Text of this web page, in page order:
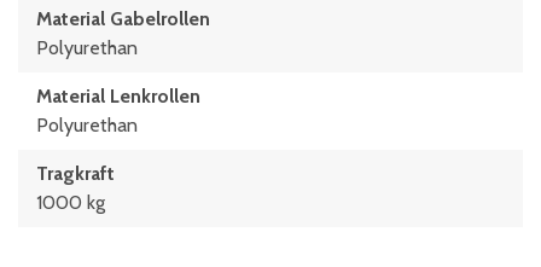
Material Gabelrollen
Polyurethan
Material Lenkrollen
Polyurethan
Tragkraft
1000 kg